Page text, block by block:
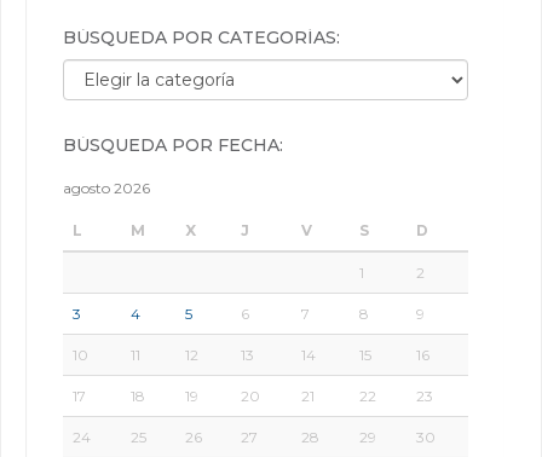
BÚSQUEDA POR CATEGORÍAS:
Búsqueda por categorías:
BÚSQUEDA POR FECHA:
agosto 2026
L M X J V S D
1 2
3 4 5 6 7 8 9
10 11 12 13 14 15 16
17 18 19 20 21 22 23
24 25 26 27 28 29 30